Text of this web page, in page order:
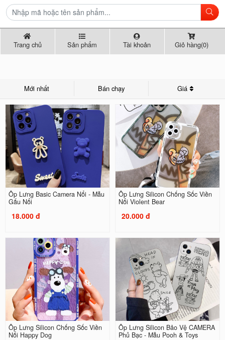
Trang chủ Sản phẩm Tài khoản Giỏ hàng(0)
Mới nhất Bán chạy Giá
Ốp Lưng Basic Camera Nổi - Mẫu
Gấu Nổi
18.000 đ
Ốp Lưng Silicon Chống Sốc Viền
Nổi Violent Bear
20.000 đ
Ốp Lưng Silicon Chống Sốc Viền
Nổi Happy Dog
Ốp Lưng Silicon Bảo Vệ CAMERA
Phủ Bạc - Mẫu Pooh & Toys